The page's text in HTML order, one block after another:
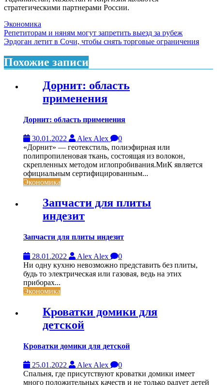
стратегическими партнерами России.
Экономика
Навигация
по
записям
Репетиторам и няням могут запретить выезд за рубеж
Эрдоган летит в Сочи, чтобы снять торговые ограничения
Похожие записи
Дорнит: область
применения
Дорнит: область применения
30.01.2022 Alex Alex
0
«Дорнит» — геотекстиль, полиэфирная или
полипропиленовая ткань, состоящая из волокон,
скрепленных методом иглопробивания.МиК является
официальным сертифицированным...
Экономика
Запчасти для плиты
индезит
Запчасти для плиты индезит
28.01.2022 Alex Alex
0
Ни одну кухню невозможно представить без плиты,
будь то электрическая или газовая, ведь на этих
приборах...
Экономика
Кроватки домики для
детской
Кроватки домики для детской
25.01.2022 Alex Alex
0
Спальня, где присутствуют кроватки домики имеет
много положительных качеств и не только радует детей